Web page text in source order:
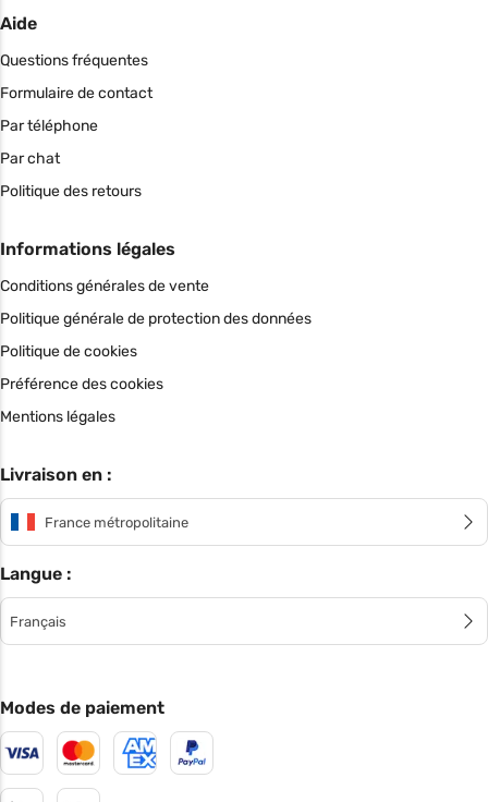
Aide
Questions fréquentes
Formulaire de contact
Par téléphone
Par chat
Politique des retours
Informations légales
Conditions générales de vente
Politique générale de protection des données
Politique de cookies
Préférence des cookies
Mentions légales
Livraison en :
France métropolitaine
Langue :
Français
Modes de paiement